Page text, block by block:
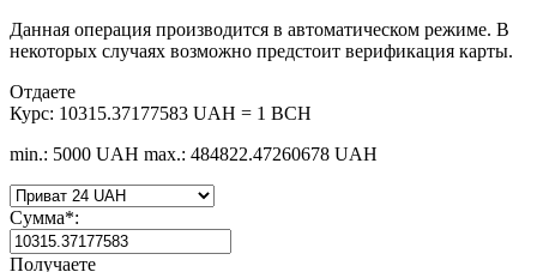
Данная операция производится в автоматическом режиме. В
некоторых случаях возможно предстоит верификация карты.
Отдаете
Курс: 10315.37177583 UAH = 1 BCH
min.: 5000 UAH max.: 484822.47260678 UAH
Сумма*:
Получаете